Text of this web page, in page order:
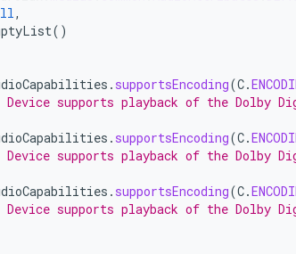
,
()
. supportsEncoding(C.
supports playback of the Dolby
. supportsEncoding(C.
supports playback of the Dolby
. supportsEncoding(C.
supports playback of the Dolby